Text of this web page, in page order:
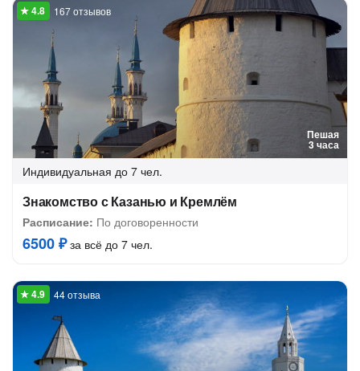
Пешая
3 часа
167 отзывов
Индивидуальная до 7 чел.
Знакомство с Казанью и Кремлём
Расписание: По договоренности
6500 ₽за всё до 7 чел.
44 отзыва